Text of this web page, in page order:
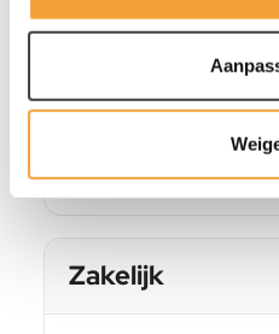
Retour &
Kan ik mijn bestelling
Hoe lang heb ik garantie
Zakelijk